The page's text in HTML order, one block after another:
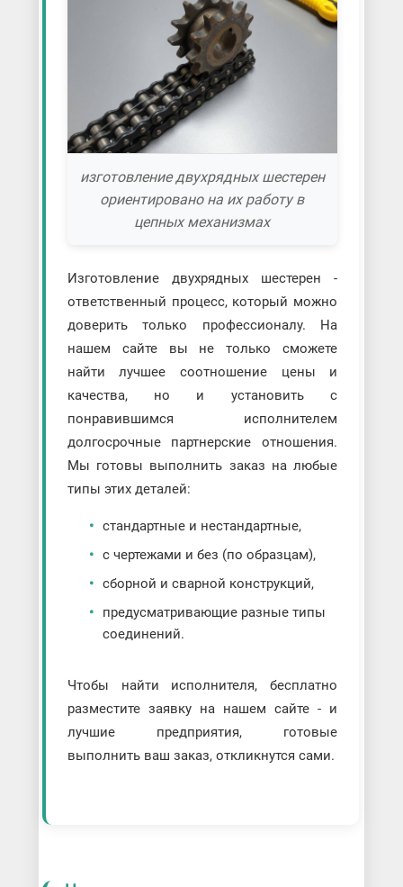
изготовление двухрядных шестерен
ориентировано на их работу в
цепных механизмах
Изготовление двухрядных шестерен -
ответственный процесс, который можно
доверить только профессионалу. На
нашем сайте вы не только сможете
найти лучшее соотношение цены и
качества, но и установить с
понравившимся исполнителем
долгосрочные партнерские отношения.
Мы готовы выполнить заказ на любые
типы этих деталей:
стандартные и нестандартные,
с чертежами и без (по образцам),
сборной и сварной конструкций,
предусматривающие разные типы
соединений.
Чтобы найти исполнителя, бесплатно
разместите заявку на нашем сайте - и
лучшие предприятия, готовые
выполнить ваш заказ, откликнутся сами.